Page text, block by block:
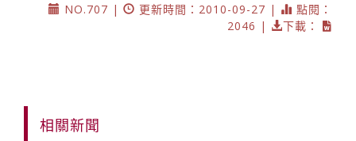
NO.707 |
更新時間：2010-09-27 |
點閱：
2046 |
下載：
相關新聞